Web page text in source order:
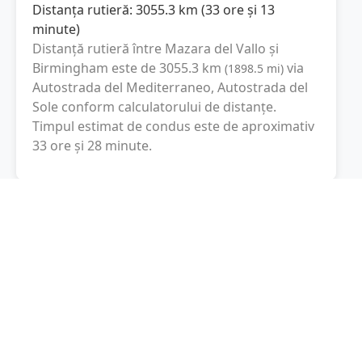
Distanța rutieră: 3055.3 km (33 ore și 13
minute)
Distanță rutieră între Mazara del Vallo și
Birmingham este de3055.3 km (1898.5 mi) via
Autostrada del Mediterraneo, Autostrada del
Sole conform calculatorului de distanțe.
Timpul estimat de condus este de aproximativ
33 ore și 28 minute.